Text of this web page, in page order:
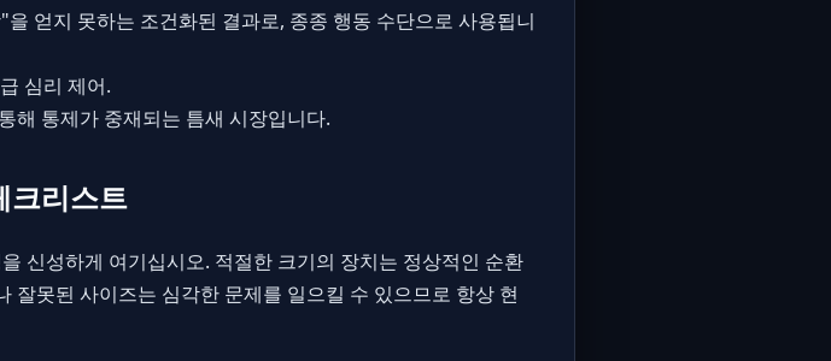
얻지 못하는 조건화된 결과로, 종종 행동 수단으로 사용됩니
심리 제어.
해 통제가 중재되는 틈새 시장입니다.
크리스트
신성하게 여기십시오. 적절한 크기의 장치는 정상적인 순환
잘못된 사이즈는 심각한 문제를 일으킬 수 있으므로 항상 현